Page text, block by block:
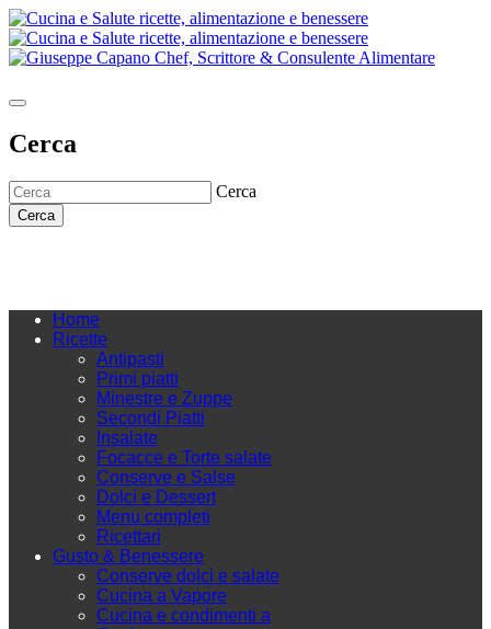
Cerca
Cerca
Cerca
Home
Ricette
Antipasti
Primi piatti
Minestre e Zuppe
Secondi Piatti
Insalate
Focacce e Torte salate
Conserve e Salse
Dolci e Dessert
Menu completi
Ricettari
Gusto & Benessere
Conserve dolci e salate
Cucina a Vapore
Cucina e condimenti a